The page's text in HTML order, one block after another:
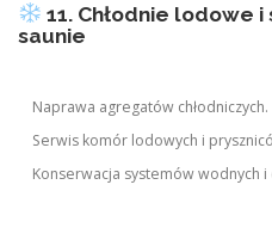
11. Chłodnie lodowe
saunie
Naprawa agregatów chłodniczych.
Serwis komór lodowych i
Konserwacja systemów wodnych i